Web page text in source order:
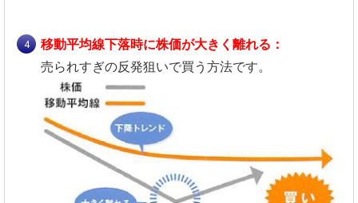
移動平均線下落時に株価が大きく離れる：
売られすぎの反発狙いで買う方法です。